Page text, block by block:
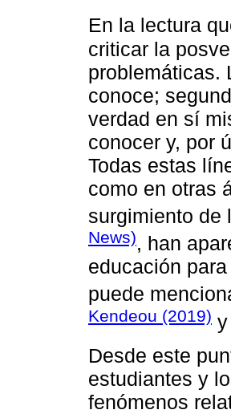
En la lectura
criticar la
problemáticas.
conoce;
verdad en sí
conocer y, por
Todas estas
como en otras
surgimiento de
News), han
educación
puede
Kendeou (2019) y
Desde este
estudiantes y
fenómenos